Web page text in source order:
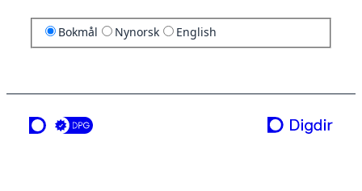
Bokmål Nynorsk English